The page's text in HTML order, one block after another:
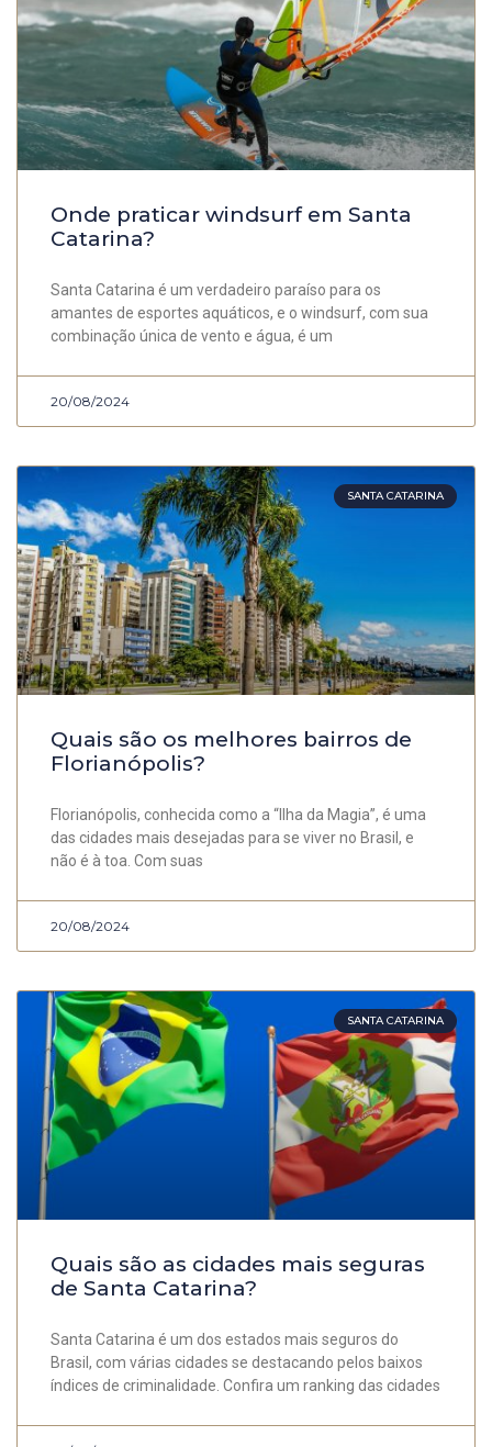
Onde praticar windsurf em Santa
Catarina?
Santa Catarina é um verdadeiro paraíso para os
amantes de esportes aquáticos, e o windsurf, com sua
combinação única de vento e água, é um
20/08/2024
SANTA CATARINA
Quais são os melhores bairros de
Florianópolis?
Florianópolis, conhecida como a “Ilha da Magia”, é uma
das cidades mais desejadas para se viver no Brasil, e
não é à toa. Com suas
20/08/2024
SANTA CATARINA
Quais são as cidades mais seguras
de Santa Catarina?
Santa Catarina é um dos estados mais seguros do
Brasil, com várias cidades se destacando pelos baixos
índices de criminalidade. Confira um ranking das cidades